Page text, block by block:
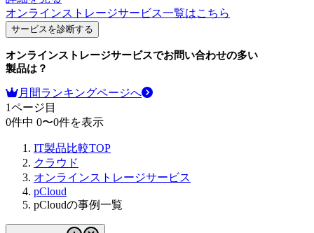
オンラインストレージサービス一覧はこちら
サービスを診断する
オンラインストレージサービスでお問い合わせの多い
製品は？
月間ランキングページへ
1ページ目
0件中 0〜0件を表示
IT製品比較TOP
クラウド
オンラインストレージサービス
pCloud
pCloudの事例一覧